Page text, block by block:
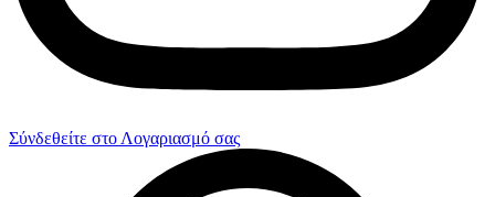
Σύνδεθείτε στο Λογαριασμό σας